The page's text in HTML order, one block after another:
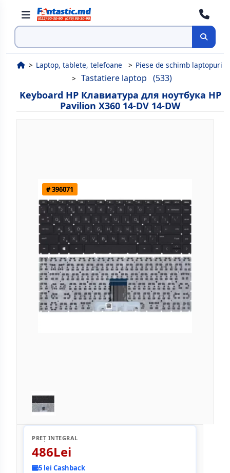
Cauta
Laptop, tablete, telefoane Piese de schimb laptopuri
Tastatiere laptop (533)
Keyboard HP Клавиатура для ноутбука HP
Pavilion X360 14-DV 14-DW
# 396071
PREȚ INTEGRAL
486Lei
5 lei Cashback